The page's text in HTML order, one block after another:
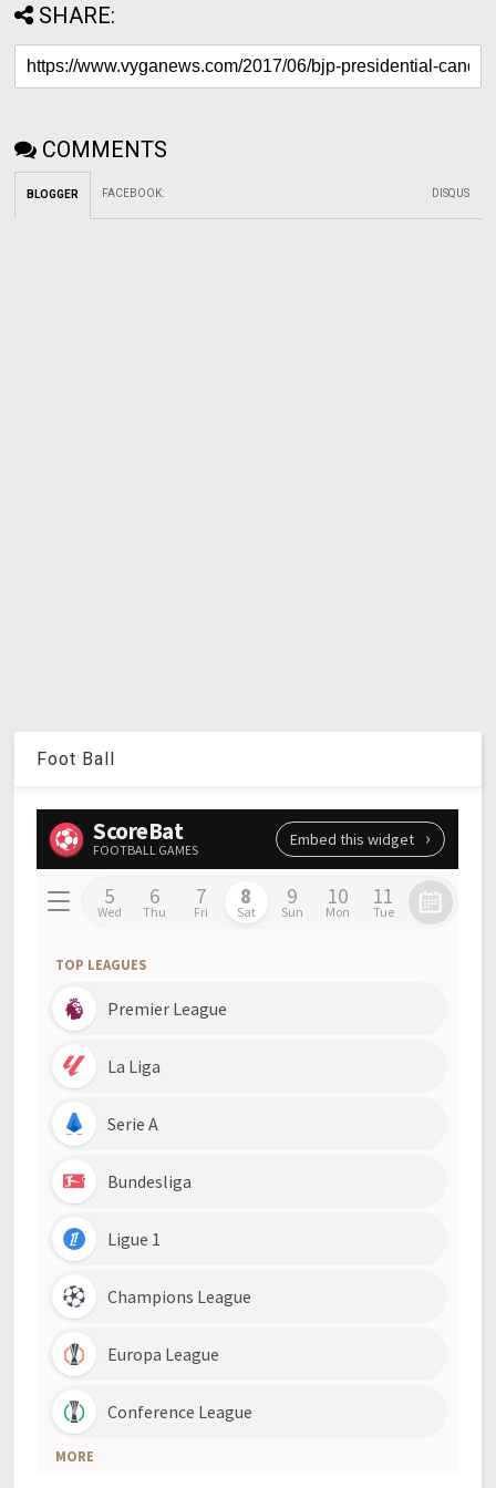
SHARE:
COMMENTS
BLOGGER FACEBOOK: DISQUS
Foot Ball